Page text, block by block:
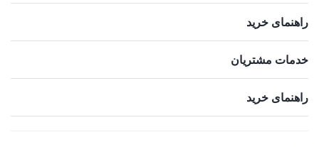
راهنمای خرید
خدمات مشتریان
راهنمای خرید